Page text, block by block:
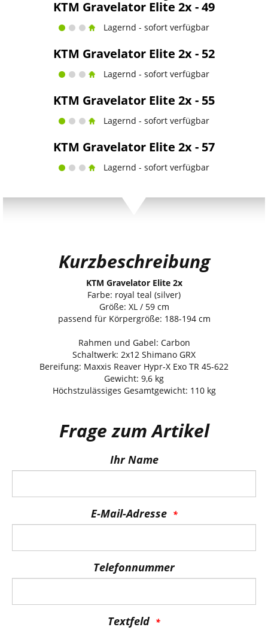
KTM Gravelator Elite 2x - 49
Lagernd - sofort verfügbar
KTM Gravelator Elite 2x - 52
Lagernd - sofort verfügbar
KTM Gravelator Elite 2x - 55
Lagernd - sofort verfügbar
KTM Gravelator Elite 2x - 57
Lagernd - sofort verfügbar
Kurzbeschreibung
KTM Gravelator Elite 2x
Farbe: royal teal (silver)
Größe: XL / 59 cm
passend für Körpergröße: 188-194 cm
Rahmen und Gabel: Carbon
Schaltwerk: 2x12 Shimano GRX
Bereifung: Maxxis Reaver Hypr-X Exo TR 45-622
Gewicht: 9,6 kg
Höchstzulässiges Gesamtgewicht: 110 kg
Frage zum Artikel
Ihr Name
E-Mail-Adresse
Telefonnummer
Textfeld